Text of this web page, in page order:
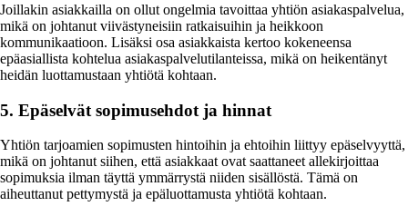
Joillakin asiakkailla on ollut ongelmia tavoittaa yhtiön asiakaspalvelua,
mikä on johtanut viivästyneisiin ratkaisuihin ja heikkoon
kommunikaatioon. Lisäksi osa asiakkaista kertoo kokeneensa
epäasiallista kohtelua asiakaspalvelutilanteissa, mikä on heikentänyt
heidän luottamustaan yhtiötä kohtaan.
5. Epäselvät sopimusehdot ja hinnat
Yhtiön tarjoamien sopimusten hintoihin ja ehtoihin liittyy epäselvyyttä,
mikä on johtanut siihen, että asiakkaat ovat saattaneet allekirjoittaa
sopimuksia ilman täyttä ymmärrystä niiden sisällöstä. Tämä on
aiheuttanut pettymystä ja epäluottamusta yhtiötä kohtaan.